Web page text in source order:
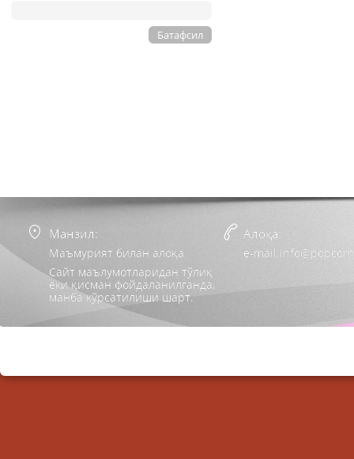
Батафсил
Манзил:
Маъмурият билан алоқа
Сайт маълумотларидан тўлиқ
ёки қисман фойдаланилганда,
манба кўрсатилиши шарт.
Алоқа:
e-